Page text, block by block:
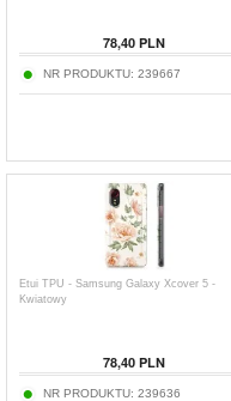
78,40 PLN
NR PRODUKTU: 239667
Etui TPU - Samsung Galaxy Xcover 5 -
Kwiatowy
78,40 PLN
NR PRODUKTU: 239636